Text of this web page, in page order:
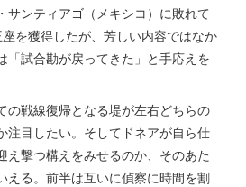
サンティアゴ（メキシコ）に敗れて
を獲得したが、芳しい内容ではなか
「試合勘が戻ってきた」と手応えを
の戦線復帰となる堤が左右どちらの
注目したい。そしてドネアが自ら仕
え撃つ構えをみせるのか、そのあた
える。前半は互いに偵察に時間を割